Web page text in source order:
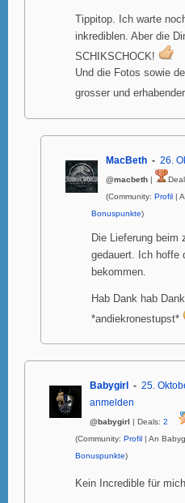
Tippitop. Ich warte
inkrediblen. Aber die
SCHIKSCHOCK!
Und die Fotos sowie
grosser und
MacBeth 26.
@macbeth |
(Community: Profil |
Bonuspunkte)
Die Lieferung beim
gedauert. Ich hoffe
bekommen.
Hab Dank hab
*andiekronestupst*
Babygirl 25.
anmelden
@babygirl | Deals: 2
(Community: Profil | An
Bonuspunkte)
Kein Incredible für mich